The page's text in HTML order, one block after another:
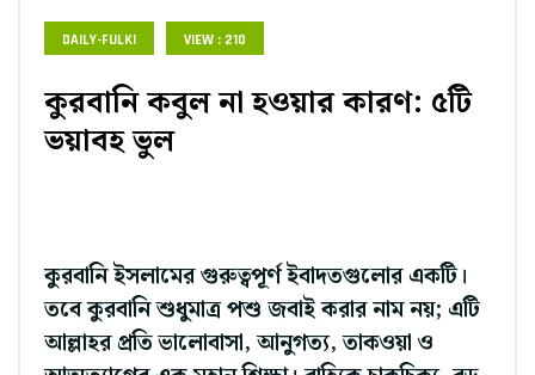
DAILY-FULKI VIEW : 210
কুরবানি কবুল না হওয়ার কারণ: ৫টি
ভয়াবহ ভুল
কুরবানি ইসলামের গুরুত্বপূর্ণ ইবাদতগুলোর একটি।
তবে কুরবানি শুধুমাত্র পশু জবাই করার নাম নয়; এটি
আল্লাহর প্রতি ভালোবাসা, আনুগত্য, তাকওয়া ও